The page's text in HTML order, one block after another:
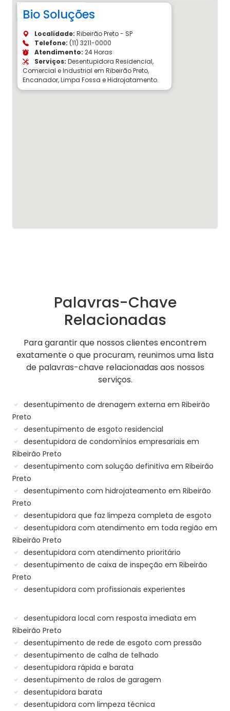
Bio Soluções
Localidade: Ribeirão Preto - SP
Telefone: (11) 3211-0000
Atendimento: 24 Horas
Serviços: Desentupidora Residencial,
Comercial e Industrial em Ribeirão Preto,
Encanador, Limpa Fossa e Hidrojatamento.
Palavras-Chave
Relacionadas
Para garantir que nossos clientes encontrem
exatamente o que procuram, reunimos uma lista
de palavras-chave relacionadas aos nossos
serviços.
desentupimento de drenagem externa em Ribeirão
Preto
desentupimento de esgoto residencial
desentupidora de condomínios empresariais em
Ribeirão Preto
desentupimento com solução definitiva em Ribeirão
Preto
desentupimento com hidrojateamento em Ribeirão
Preto
desentupidora que faz limpeza completa de esgoto
desentupidora com atendimento em toda região em
Ribeirão Preto
desentupidora com atendimento prioritário
desentupimento de caixa de inspeção em Ribeirão
Preto
desentupidora com profissionais experientes
desentupidora local com resposta imediata em
Ribeirão Preto
desentupimento de rede de esgoto com pressão
desentupimento de calha de telhado
desentupidora rápida e barata
desentupimento de ralos de garagem
desentupidora barata
desentupidora com limpeza técnica